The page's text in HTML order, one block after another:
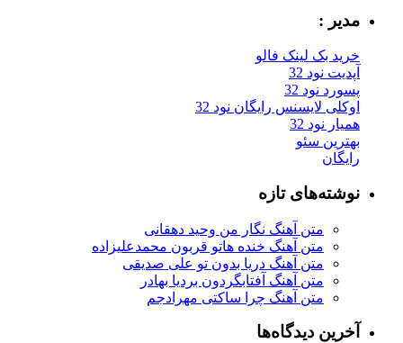
مدیر :
خرید بک لینک فالو
آپدیت نود 32
پسورد نود 32
اوکلی لایسنس رایگان نود 32
همیار نود 32
بهترین سئو
رایگان
نوشته‌های تازه
متن آهنگ نگار من وحید دهقانی
متن آهنگ خنده هاتو قربون محمدعلیزاده
متن آهنگ دریا بدون تو علی صدیقی
متن آهنگ آفتابگردون بردیا بهادر
متن آهنگ چرا ساکتی مهرادجم
آخرین دیدگاه‌ها